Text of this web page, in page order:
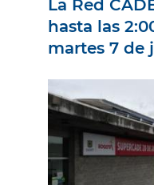
La Red
hasta las
martes 7 de